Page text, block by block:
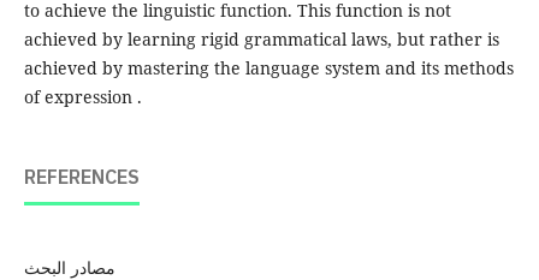
to achieve the linguistic function. This function is not
achieved by learning rigid grammatical laws, but rather is
achieved by mastering the language system and its methods
of expression .
REFERENCES
مصادر البحث